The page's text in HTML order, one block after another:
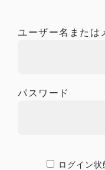
ユーザー名または
パスワード
ログイン状